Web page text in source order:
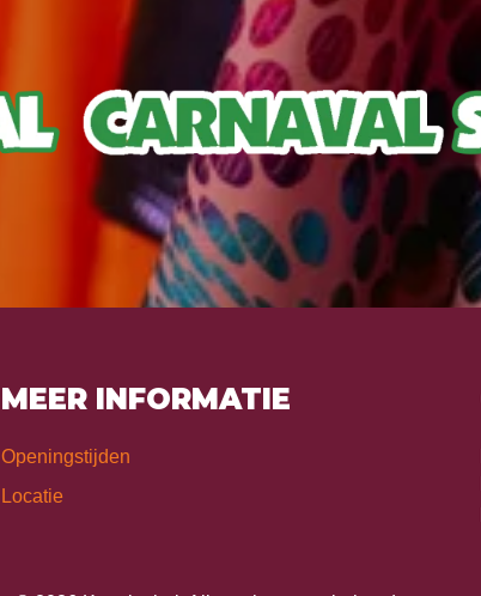
MEER INFORMATIE
Openingstijden
Locatie